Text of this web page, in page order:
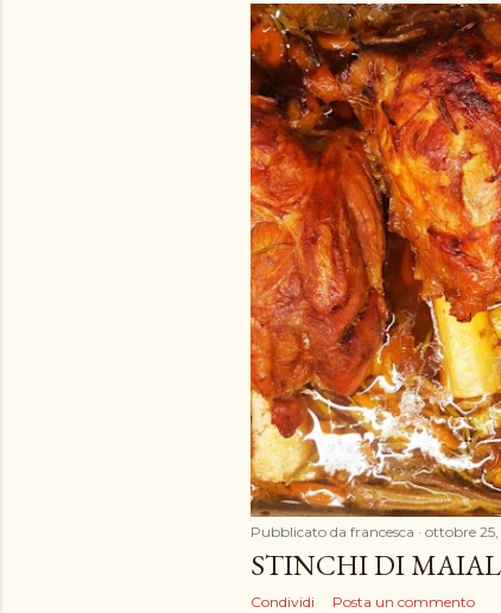
s
t
Pubblicato da francesca ottobre 25,
STINCHI DI
Condividi Posta un commento